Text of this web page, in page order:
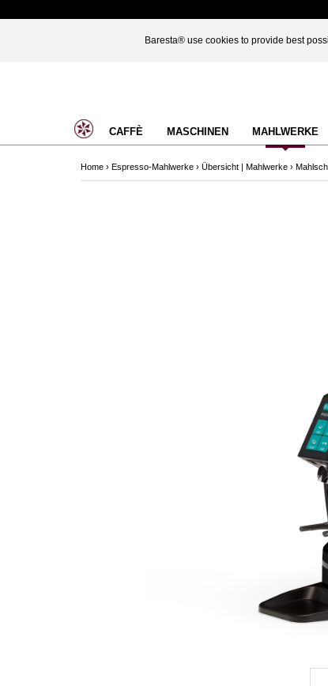
Baresta® use cookies to provide best
CAFFÈ MASCHINEN MAHLWERKE
Home › Espresso-Mahlwerke › Übersicht | Mahlwerke ›